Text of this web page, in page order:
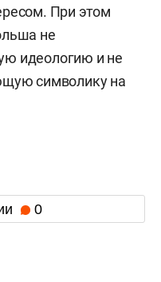
При этом
не
идеологию и не
символику на
0